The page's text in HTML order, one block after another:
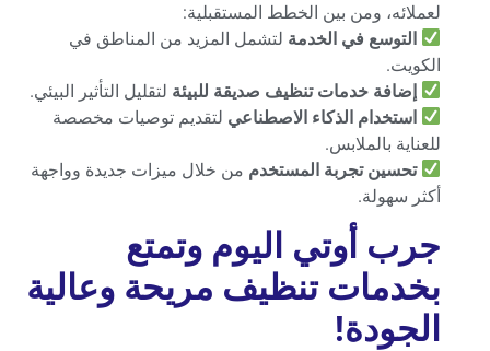
لعملائه، ومن بين الخطط المستقبلية:
التوسع في الخدمة لتشمل المزيد من المناطق في
الكويت.
إضافة خدمات تنظيف صديقة للبيئة لتقليل التأثير البيئي.
استخدام الذكاء الاصطناعي لتقديم توصيات مخصصة
للعناية بالملابس.
تحسين تجربة المستخدم من خلال ميزات جديدة وواجهة
أكثر سهولة.
جرب أوتي اليوم وتمتع
بخدمات تنظيف مريحة وعالية
الجودة!